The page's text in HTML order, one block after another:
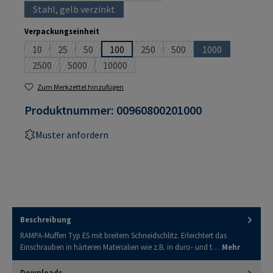
Stahl, gelb verzinkt(Diese Option ist zurzeit nicht verfügbar.)
Verpackungseinheit
10(Diese Option ist zurzeit nicht verfügbar.)
25(Diese Option ist zurzeit nicht verfügbar.)
50(Diese Option ist zurzeit nicht verfügbar.)
100 250(Diese Option ist zurzeit nicht
500(Diese Option ist zurzeit
1000(Diese Option
2500(Diese Option ist zurzeit nicht verfügbar.)
5000(Diese Option ist zurzeit nicht verfügbar.)
10000(Diese Option ist zurzeit nicht verfügbar.)
Zum Merkzettel hinzufügen
Produktnummer: 00960800201000
Muster anfordern
Beschreibung
RAMPA-Muffen Typ ES mit breitem Schneidschlitz. Erleichtert das
Einschrauben in härteren Materialien wie z.B. in duro- und t… Mehr